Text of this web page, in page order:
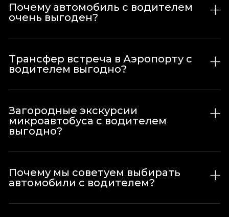
Почему автомобиль с водителем
очень выгоден?
Трансфер встреча в Аэропорту с
водителем выгодно?
Загородные экскурсии
микроавтобуса с водителем
выгодно?
Почему мы советуем выбирать
автомобили с водителем?